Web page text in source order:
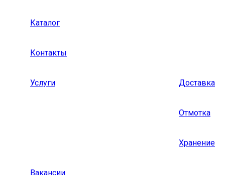
Каталог
Контакты
Услуги Доставка
Отмотка
Хранение
Вакансии